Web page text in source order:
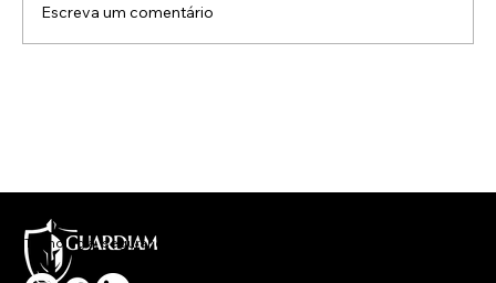
Escreva um comentário
Tecnologia, segurança e rapidez no atendimento a sua necessidade.